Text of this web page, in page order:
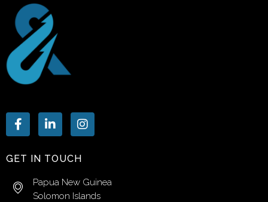
GET IN TOUCH
Papua New Guinea
Solomon Islands